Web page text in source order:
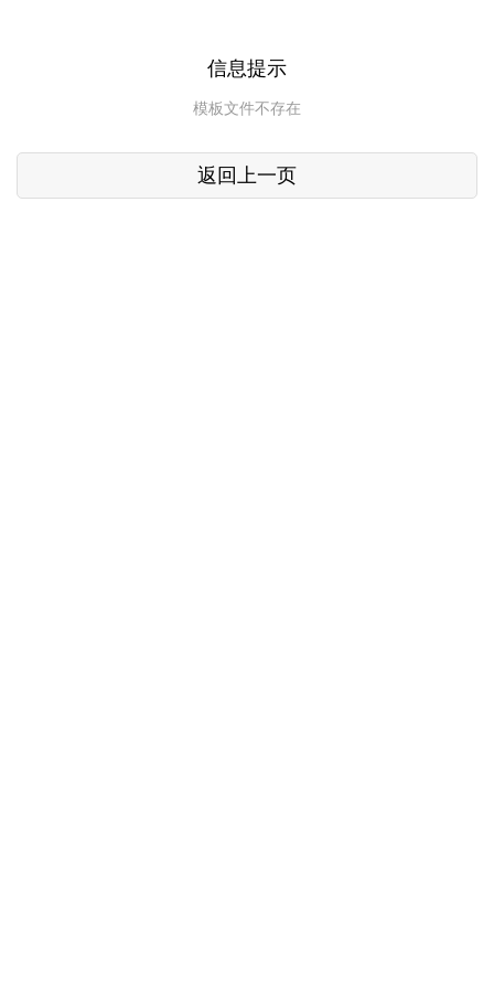
信息提示
模板文件不存在
返回上一页